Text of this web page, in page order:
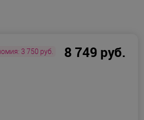
8 749 руб.
3 750 руб.